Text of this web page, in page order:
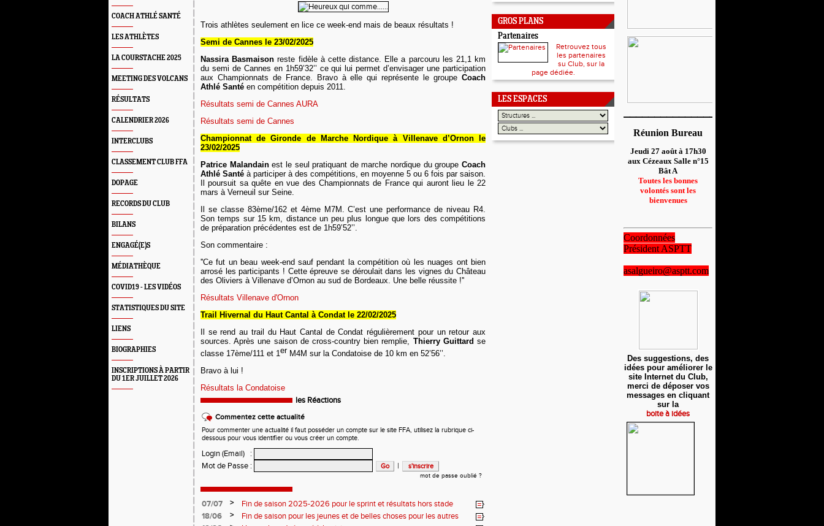
COACH ATHLÉ SANTÉ
LES ATHLÈTES
LA COURSTACHE 2025
MEETING DES VOLCANS
RÉSULTATS
CALENDRIER 2026
INTERCLUBS
CLASSEMENT CLUB FFA
DOPAGE
RECORDS DU CLUB
BILANS
ENGAGÉ(E)S
MÉDIATHÈQUE
COVID19 - LES VIDÉOS
STATISTIQUES DU SITE
LIENS
BIOGRAPHIES
INSCRIPTIONS À PARTIR
DU 1ER JUILLET 2026
Trois athlètes seulement en lice ce week-end mais de beaux résultats !
Semi de Cannes le 23/02/2025
Nassira Basmaison reste fidèle à cette distance. Elle a parcouru les 21,1 km
du semi de Cannes en 1h59’32’’ ce qui lui permet d’envisager une participation
aux Championnats de France. Bravo à elle qui représente le groupe Coach
Athlé Santé en compétition depuis 2011.
Résultats semi de Cannes AURA
Résultats semi de Cannes
Championnatde Gironde de Marche Nordique à Villenave d’Ornon
le
23/02/2025
Patrice Malandainest le seul pratiquant de marche nordique du groupeCoach
Athlé Santé à participer à des compétitions, en moyenne 5 ou 6 fois par saison.
Il poursuit sa quête en vue des Championnats de France qui auront lieu le 22
mars à Verneuil sur Seine.
Il se classe 83ème/162 et 4ème M7M. C’est une performance de niveau R4.
Son temps sur 15 km, distance un peu plus longue que lors des compétitions
de préparation précédentes est de 1h59’52’’.
Son commentaire :
''Ce fut un beau week-end sauf pendant la compétition où les nuages ont bien
arrosé les participants ! Cette épreuve se déroulait dans les vignes du Château
des Oliviers à Villenave d’Ornon au sud de Bordeaux. Une belle réussite !''
Résultats Villenave d'Ornon
Trail Hivernal du Haut Cantal à Condat le 22/02/2025
Il se rend au trail du Haut Cantal de Condatrégulièrement pour un retour aux
sources.Après une saison de cross-country bien remplie, Thierry Guittard se
classe 17ème/111 et 1er M4M sur la Condatoise de 10 km en 52’56’’.
Bravo à lui !
Résultats la Condatoise
les Réactions
Commentez cette actualité
Pour commenter une actualité il faut posséder un compte sur le site FFA, utilisez la rubrique ci-
dessous pour vous identifier ou vous créer un compte.
Login (Email)
:
Mot de Passe : |
mot de passe oublié ?
07/07 >
Fin de saison 2025-2026 pour le sprint et résultats hors stade
18/06
>
Fin de saison pour les jeunes et de belles choses pour les autres
GROS PLANS
Partenaires
Retrouvez tous
les partenaires
su Club, sur la
page dédiée.
LES ESPACES
Réunion Bureau
Jeudi 27 août à 17h30
aux Cézeaux Salle n°15
Bât A
Toutes les bonnes
volontés sont les
bienvenues
Coordonnées
Président ASPTT
asalgueiro@asptt.com
Des suggestions, des
idées pour améliorer le
site Internet du Club,
merci de déposer vos
messages en cliquant
sur la
boite à idées